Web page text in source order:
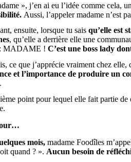
», j’en ai eu l’idée comme cela,
Aussi, l’appeler madame n’est
ensuite, lorsque tu saisqu’elle est
, qu’elle a derrière elle une
: MADAME !C’est une boss lady
ce que j’apprécie vraiment chez elle,
et l’importance de produire un
point pour lequel elle fait partie de
mois,madame Foodîles
quand ? ». Aucun besoin de